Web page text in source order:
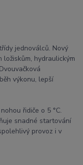
jednoválců. Nový
ložiskům, hydraulickým
výkonu, lepší
řidiče o 5 °C.
snadné startování
provoz i v